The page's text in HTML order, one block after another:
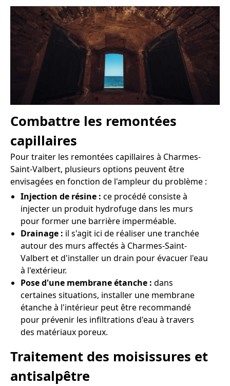
Combattre les remontées
capillaires
Pour traiter les remontées capillaires à Charmes-
Saint-Valbert, plusieurs options peuvent être
envisagées en fonction de l'ampleur du problème :
Injection de résine : ce procédé consiste à
injecter un produit hydrofuge dans les murs
pour former une barrière imperméable.
Drainage : il s'agit ici de réaliser une tranchée
autour des murs affectés à Charmes-Saint-
Valbert et d'installer un drain pour évacuer l'eau
à l'extérieur.
Pose d'une membrane étanche : dans
certaines situations, installer une membrane
étanche à l'intérieur peut être recommandé
pour prévenir les infiltrations d'eau à travers
des matériaux poreux.
Traitement des moisissures et
antisalpêtre